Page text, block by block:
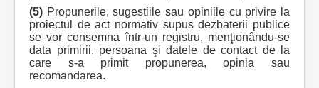
(5) Propunerile, sugestiile sau opiniile cu privire la
proiectul de act normativ supus dezbaterii publice
se vor consemna într-un registru, menţionându-se
data primirii, persoana şi datele de contact de la
care s-a primit propunerea, opinia sau
recomandarea.